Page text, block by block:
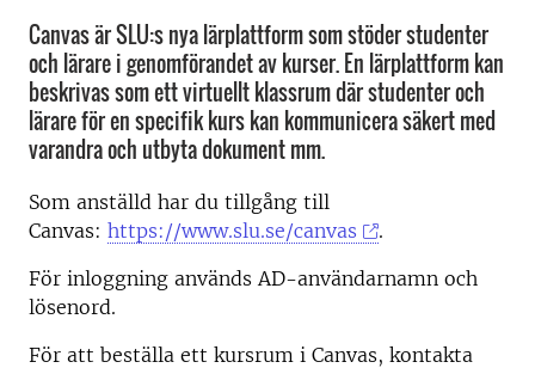
Canvas är SLU:s nya lärplattform som stöder studenter
och lärare i genomförandet av kurser. En lärplattform kan
beskrivas som ett virtuellt klassrum där studenter och
lärare för en specifik kurs kan kommunicera säkert med
varandra och utbyta dokument mm.
Som anställd har du tillgång till
Canvas: https://www.slu.se/canvas
.
För inloggning används AD-användarnamn och
lösenord.
För att beställa ett kursrum i Canvas, kontakta